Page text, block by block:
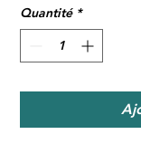
Quantité *